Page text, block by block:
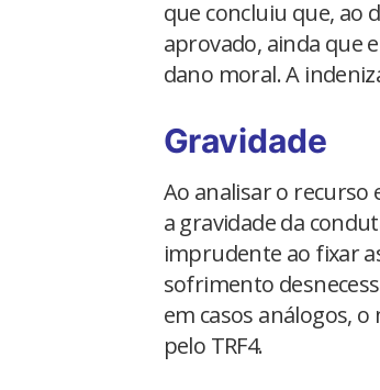
que concluiu que, ao
aprovado, ainda que
dano moral. A
Gravidade
Ao analisar o recurso
a gravidade da
imprudente ao fixar
sofrimento
em casos análogos,
pelo TRF4.